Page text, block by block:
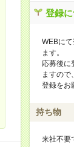
登録
WEBに
ます。
応募後に
ますので
登録をお
持ち物
来社不要